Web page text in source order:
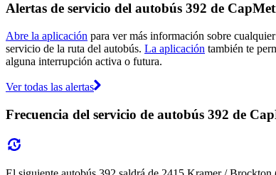
Alertas de servicio del autobús 392 de
Abre la aplicación para ver más información sobre
servicio de la ruta del autobús. La aplicación también te
alguna interrupción activa o futura.
Ver todas las alertas
Frecuencia del servicio de autobús 392 de